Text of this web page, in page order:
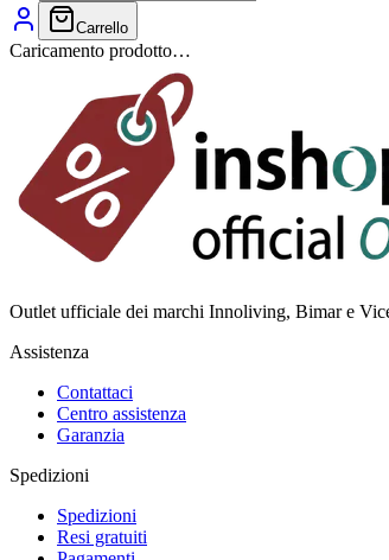
Carrello
Caricamento prodotto…
Outlet ufficiale dei marchi Innoliving, Bimar e
Assistenza
Contattaci
Centro assistenza
Garanzia
Spedizioni
Spedizioni
Resi gratuiti